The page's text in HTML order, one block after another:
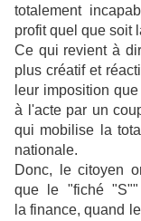
totalement
profit quel que soit
Ce qui revient à
plus créatif et
leur imposition
à l'acte par un
qui mobilise la
nationale.
Donc, le citoyen
que le "fiché
la finance, quand